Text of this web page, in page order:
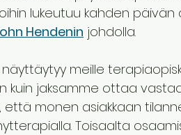
lukeutuu kahden
Hendenin johdolla.
meille
kuin jaksamme ottaa
että monen asiakkaan
Toisaalta